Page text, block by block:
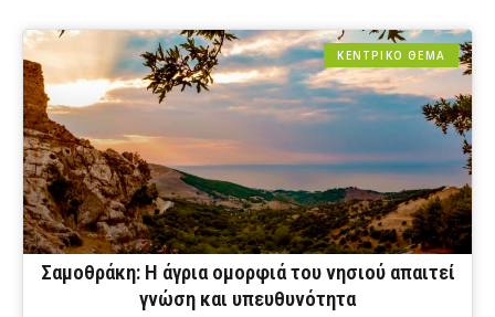
ΚΕΝΤΡΙΚΟ ΘΕΜΑ
Σαμοθράκη: Η άγρια ομορφιά του νησιού απαιτεί
γνώση και υπευθυνότητα